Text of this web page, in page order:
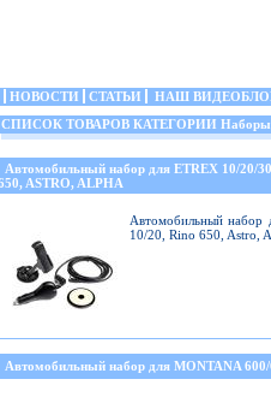
НОВОСТИ СТАТЬИ
НАШ
СПИСОК ТОВАРОВ КАТЕГОРИИ Наборы
Автомобильный набор для ETREX 10/20/
ASTRO, ALPHA
Автомобильный набор
10/20, Rino 650, Astro,
Автомобильный набор для MONTANA